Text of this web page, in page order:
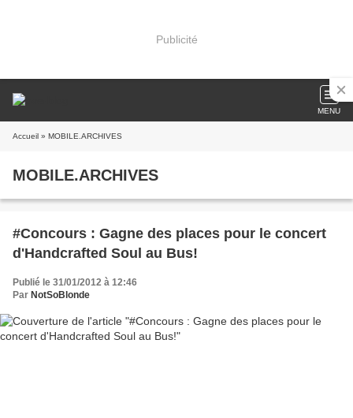
Publicité
MENU
Accueil » MOBILE.ARCHIVES
MOBILE.ARCHIVES
#Concours : Gagne des places pour le concert
d'Handcrafted Soul au Bus!
Publié le 31/01/2012 à 12:46
Par NotSoBlonde